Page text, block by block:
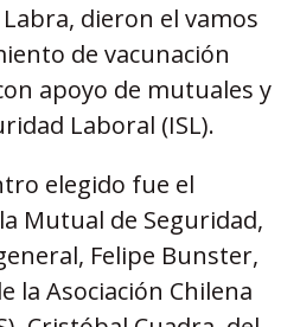
Labra, dieron el vamos
de vacunación
apoyo de mutuales y
Laboral (ISL).
elegido fue el
Mutual de Seguridad,
Felipe Bunster,
la Asociación Chilena